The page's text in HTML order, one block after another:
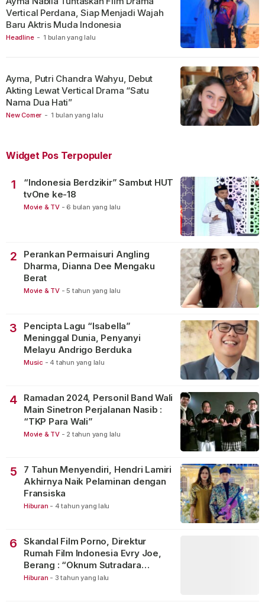
Headline - 1 bulan yang lalu
Vertical Perdana, Siap Menjadi Wajah
Baru Aktris Muda Indonesia
New Comer - 1 bulan yang lalu
Ayma, Putri Chandra Wahyu, Debut
Akting Lewat Vertical Drama “Satu
Nama Dua Hati”
Widget Pos Terpopuler
1
“Indonesia Berdzikir” Sambut HUT
tvOne ke-18
Movie & TV - 6 bulan yang lalu
2
Perankan Permaisuri Angling
Dharma, Dianna Dee Mengaku
Berat
Movie & TV - 5 tahun yang lalu
3
Pencipta Lagu “Isabella”
Meninggal Dunia, Penyanyi
Melayu Andrigo Berduka
Music - 4 tahun yang lalu
4
Ramadan 2024, Personil Band Wali
Main Sinetron Perjalanan Nasib :
“TKP Para Wali”
Movie & TV - 2 tahun yang lalu
5
7 Tahun Menyendiri, Hendri Lamiri
Akhirnya Naik Pelaminan dengan
Fransiska
Hiburan - 4 tahun yang lalu
6
Skandal Film Porno, Direktur
Rumah Film Indonesia Evry Joe,
Berang : “Oknum Sutradara
Merusak Perfilman Indonesia”!
Hiburan - 3 tahun yang lalu